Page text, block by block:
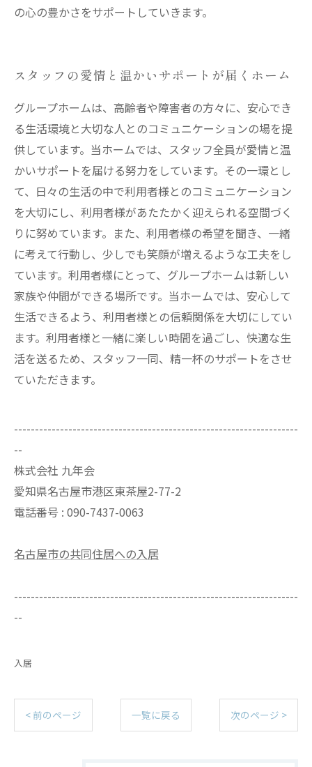
の心の豊かさをサポートしていきます。
スタッフの愛情と温かいサポートが届くホーム
グループホームは、高齢者や障害者の方々に、安心でき
る生活環境と大切な人とのコミュニケーションの場を提
供しています。当ホームでは、スタッフ全員が愛情と温
かいサポートを届ける努力をしています。その一環とし
て、日々の生活の中で利用者様とのコミュニケーション
を大切にし、利用者様があたたかく迎えられる空間づく
りに努めています。また、利用者様の希望を聞き、一緒
に考えて行動し、少しでも笑顔が増えるような工夫をし
ています。利用者様にとって、グループホームは新しい
家族や仲間ができる場所です。当ホームでは、安心して
生活できるよう、利用者様との信頼関係を大切にしてい
ます。利用者様と一緒に楽しい時間を過ごし、快適な生
活を送るため、スタッフ一同、精一杯のサポートをさせ
ていただきます。
--------------------------------------------------------------------
--
株式会社 九年会
愛知県名古屋市港区東茶屋2-77-2
電話番号 : 090-7437-0063
名古屋市の共同住居への入居
--------------------------------------------------------------------
--
入居
< 前のページ 一覧に戻る 次のページ >